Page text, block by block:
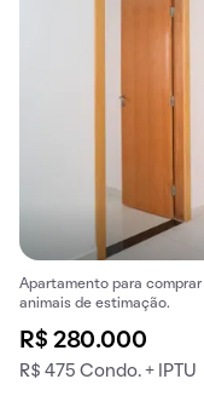
Apartamento para
animais de estimação.
R$ 280.000
R$ 475 Condo. + IPTU